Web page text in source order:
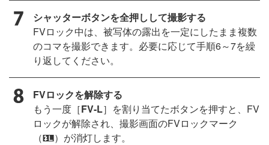
シャッターボタンを全押しして撮影する
FVロック中は、被写体の露出を一定にしたまま複数
のコマを撮影できます。必要に応じて手順6～7を繰
り返してください。
FVロックを解除する
もう一度［FV-L］を割り当てたボタンを押すと、FV
ロックが解除され、撮影画面のFVロックマーク
（ r ）が消灯します。